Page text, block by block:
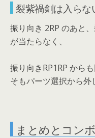
裂紫禍剣は入らな
振り向き 2RP のあと
が当たらなく、
振り向きRP1RP から
そもパーツ選択から外
まとめとコンボ